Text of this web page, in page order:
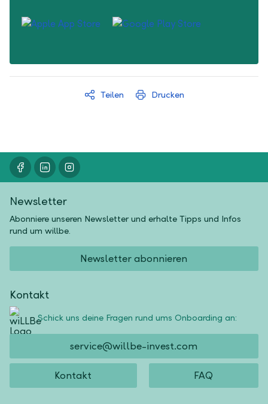
Teilen Drucken
Newsletter
Abonniere unseren Newsletter und erhalte Tipps und Infos
rund um willbe.
Newsletter abonnieren
Kontakt
Schick uns deine Fragen rund ums Onboarding an:
service@willbe-invest.com
Kontakt FAQ